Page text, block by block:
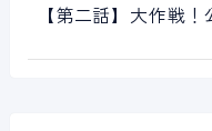
【第二話】大作戦